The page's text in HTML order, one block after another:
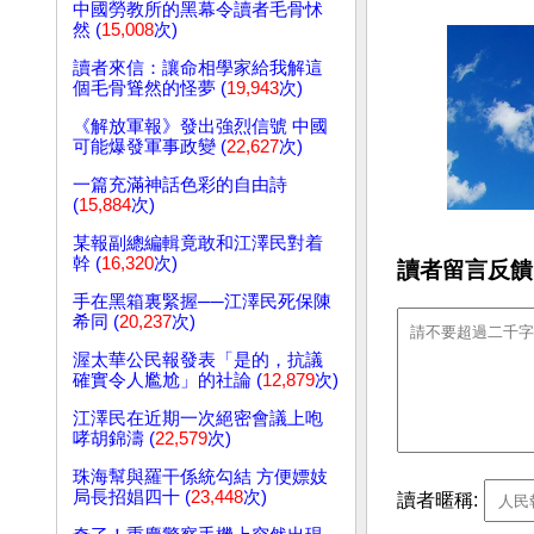
中國勞教所的黑幕令讀者毛骨怵
然 (15,008次)
讀者來信：讓命相學家給我解這
個毛骨聳然的怪夢 (19,943次)
《解放軍報》發出強烈信號 中國
可能爆發軍事政變 (22,627次)
一篇充滿神話色彩的自由詩
(15,884次)
某報副總編輯竟敢和江澤民對着
幹 (16,320次)
手在黑箱裏緊握──江澤民死保陳
希同 (20,237次)
渥太華公民報發表「是的，抗議
確實令人尷尬」的社論 (12,879次)
江澤民在近期一次絕密會議上咆
哮胡錦濤 (22,579次)
珠海幫與羅干係統勾結 方便嫖妓
局長招娼四十 (23,448次)
讀者留言反
讀者暱稱: